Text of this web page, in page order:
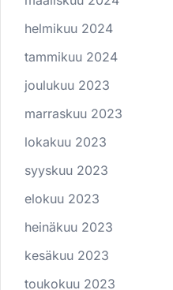
helmikuu 2024
tammikuu 2024
joulukuu 2023
marraskuu 2023
lokakuu 2023
syyskuu 2023
elokuu 2023
heinäkuu 2023
kesäkuu 2023
toukokuu 2023